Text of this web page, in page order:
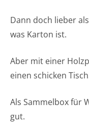
Dann doch lieber
was Karton ist.
Aber mit einer
einen schicken
Als Sammelbox für
gut.